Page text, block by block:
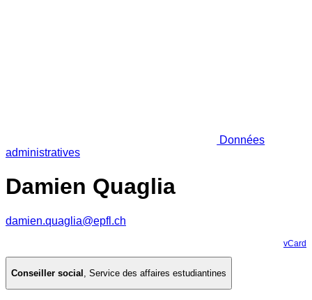
Données
administratives
Damien Quaglia
damien.quaglia@epfl.ch
vCard
Conseiller social , Service des affaires estudiantines